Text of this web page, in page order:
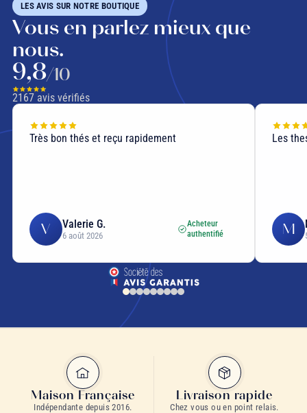
LES AVIS SUR NOTRE BOUTIQUE
Vous en parlez mieux que
nous.
9,8/10
2167avis vérifiés
Très bon thés et reçu rapidement
V Valerie G.
6 août 2026
Acheteur
authentifié
Les
M
Maison Française
Indépendante depuis 2016.
Livraison rapide
Chez vous ou en point relais.